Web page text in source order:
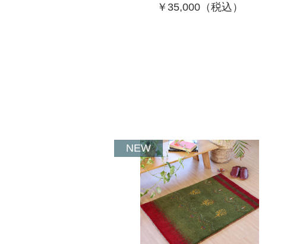
￥35,000（税込）
NEW